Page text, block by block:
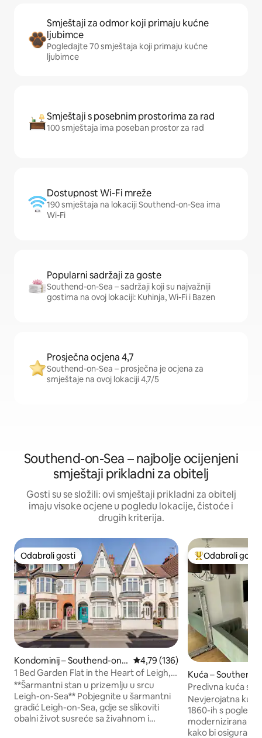
Smještaji za odmor koji primaju kućne
ljubimce
Pogledajte 70 smještaja koji primaju kućne
ljubimce
Smještaji s posebnim prostorima za rad
100 smještaja ima poseban prostor za rad
Dostupnost Wi-Fi mreže
190 smještaja na lokaciji Southend-on-Sea ima
Wi-Fi
Popularni sadržaji za goste
Southend-on-Sea – sadržaji koji su najvažniji
gostima na ovoj lokaciji: Kuhinja, Wi-Fi i Bazen
Prosječna ocjena 4,7
Southend-on-Sea – prosječna je ocjena za
smještaje na ovoj lokaciji 4,7/5
Southend-on-Sea – najbolje ocijenjeni
smještaji prikladni za obitelj
Gosti su se složili: ovi smještaji prikladni za obitelj
imaju visoke ocjene u pogledu lokacije, čistoće i
drugih kriterija.
Odabrali gosti
Odabrali gosti
Kondominij – Southend-on-
Sea
Prosječna ocjena: 4,79/5,
4,79 (136)
1 Bed Garden Flat in the Heart of Leigh,
Beds 3.
**Šarmantni stan u prizemlju u srcu
Leigh-on-Sea** Pobjegnite u šarmantni
gradić Leigh-on-Sea, gdje se slikoviti
obalni život susreće sa živahnom i
Među najviše
Odabrali gosti
Kuća –
Predivna kuća s
Leigh-on-Seau
Nevjerojatna
1860-ih s
modernizirana i
kako bi osigurala